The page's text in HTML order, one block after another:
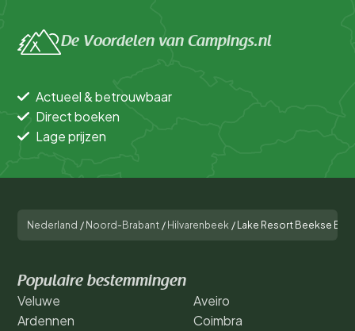
De Voordelen van Campings.nl
Actueel & betrouwbaar
Direct boeken
Lage prijzen
Nederland / Noord-Brabant / Hilvarenbeek / Lake Resort Beekse
Populaire bestemmingen
Veluwe
Ardennen
Aveiro
Coimbra